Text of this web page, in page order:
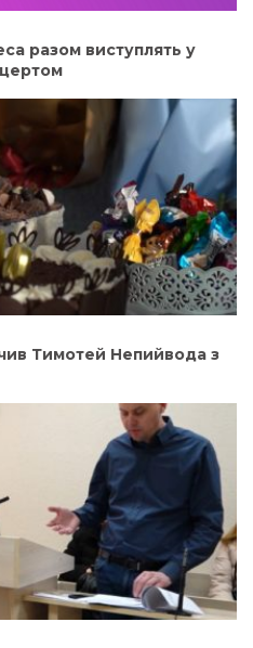
разом виступлять у
Тимотей Непийвода з